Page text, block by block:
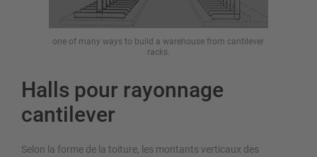
one of many ways to build a warehouse from cantilever
racks.
Halls pour rayonnage
cantilever
Selon la forme de la toiture, les montants verticaux des